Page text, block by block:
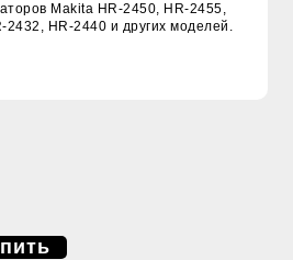
Makita HR-2450, HR-2455,
2432, HR-2440 и других моделей.